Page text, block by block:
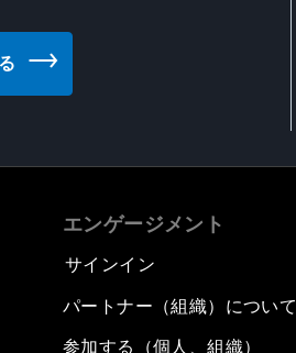
エンゲージメント
サインイン
パートナー（組織）について
参加する（個人、組織）